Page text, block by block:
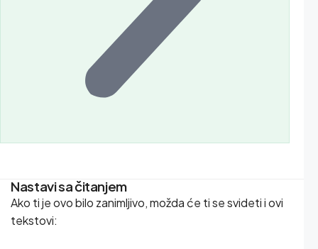
Nastavi sa čitanjem
Ako ti je ovo bilo zanimljivo, možda će ti se svideti i ovi
tekstovi: